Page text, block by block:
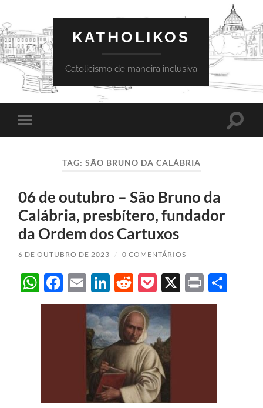
KATHOLIKOS
Catolicismo de maneira inclusiva
Toggle
mobile
Toggle
TAG: SÃO BRUNO DA CALÁBRIA
06 de outubro – São Bruno da
Calábria, presbítero, fundador
da Ordem dos Cartuxos
6 DE OUTUBRO DE 2023 / 0 COMENTÁRIOS
WhatsApp
Facebook
EmailLinkedIn
Reddit
Pocket
X Print